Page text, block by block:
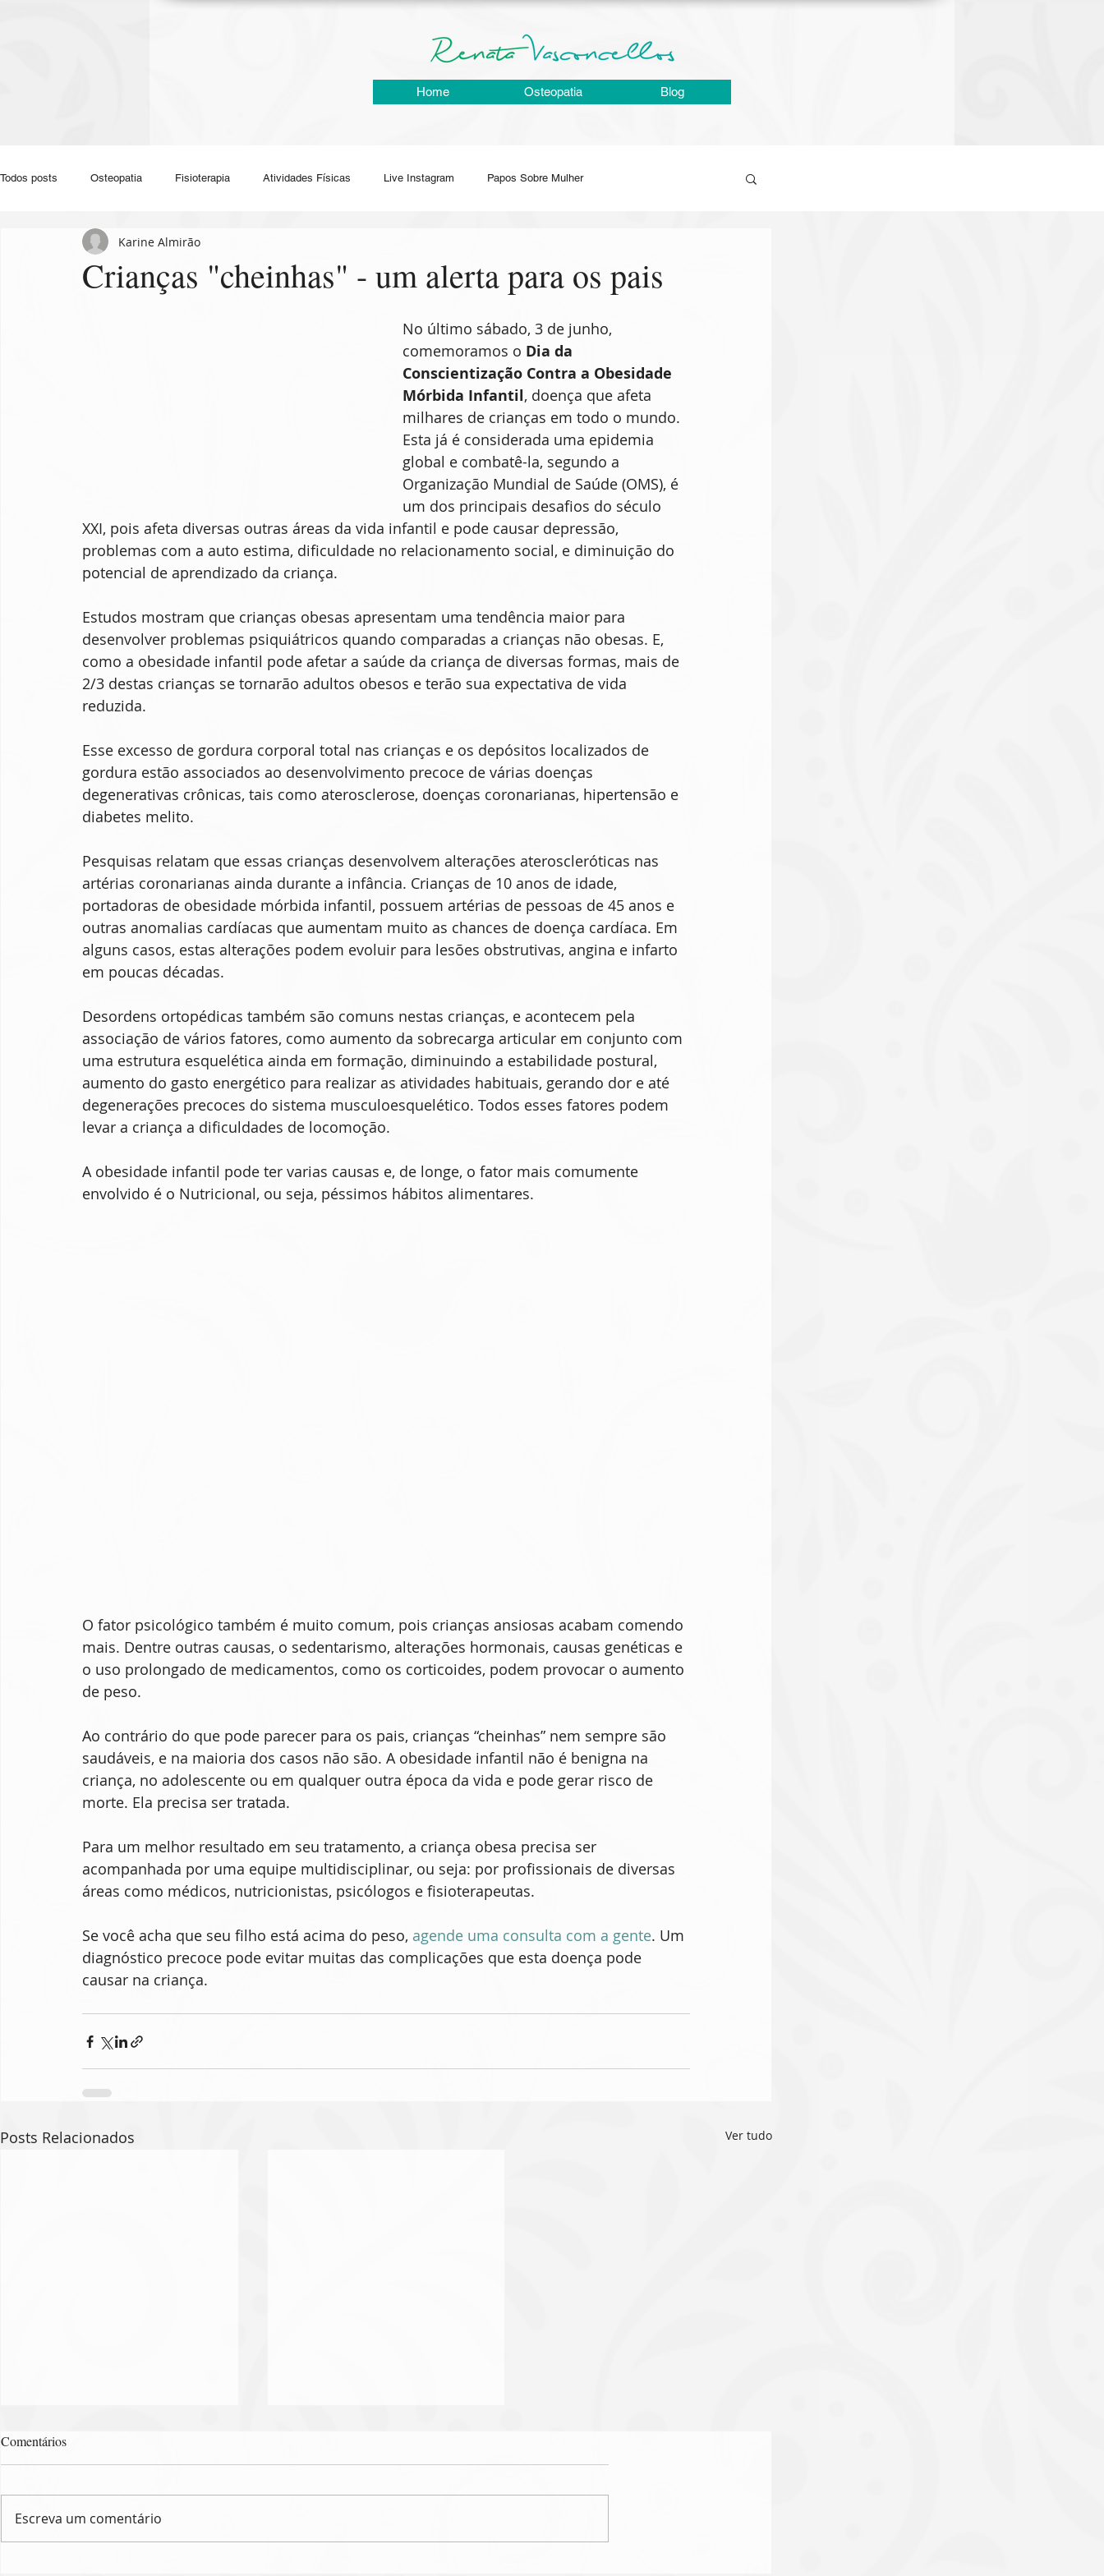
Home Osteopatia Blog
Todos posts Osteopatia Fisioterapia Atividades Físicas Live Instagram Papos Sobre Mulher
Fisioterapia para Gestantes Fisioterapia Preventiva
Crianças "cheinhas" - um alerta para os pais
Karine Almirão
No último sábado, 3 de junho,
comemoramos o Dia da
Conscientização Contra a Obesidade
Mórbida Infantil, doença que afeta
milhares de crianças em todo o mundo.
Esta já é considerada uma epidemia
global e combatê-la, segundo a
Organização Mundial de Saúde (OMS), é
um dos principais desafios do século
XXI, pois afeta diversas outras áreas da vida infantil e pode causar depressão,
problemas com a auto estima, dificuldade no relacionamento social, e diminuição do
potencial de aprendizado da criança.
Estudos mostram que crianças obesas apresentam uma tendência maior para
desenvolver problemas psiquiátricos quando comparadas a crianças não obesas. E,
como a obesidade infantil pode afetar a saúde da criança de diversas formas, mais de
2/3 destas crianças se tornarão adultos obesos e terão sua expectativa de vida
reduzida.
Esse excesso de gordura corporal total nas crianças e os depósitos localizados de
gordura estão associados ao desenvolvimento precoce de várias doenças
degenerativas crônicas, tais como aterosclerose, doenças coronarianas, hipertensão e
diabetes melito.
Pesquisas relatam que essas crianças desenvolvem alterações ateroscleróticas nas
artérias coronarianas ainda durante a infância. Crianças de 10 anos de idade,
portadoras de obesidade mórbida infantil, possuem artérias de pessoas de 45 anos e
outras anomalias cardíacas que aumentam muito as chances de doença cardíaca. Em
alguns casos, estas alterações podem evoluir para lesões obstrutivas, angina e infarto
em poucas décadas.
Desordens ortopédicas também são comuns nestas crianças, e acontecem pela
associação de vários fatores, como aumento da sobrecarga articular em conjunto com
uma estrutura esquelética ainda em formação, diminuindo a estabilidade postural,
aumento do gasto energético para realizar as atividades habituais, gerando dor e até
degenerações precoces do sistema musculoesquelético. Todos esses fatores podem
levar a criança a dificuldades de locomoção.
A obesidade infantil pode ter varias causas e, de longe, o fator mais comumente
envolvido é o Nutricional, ou seja, péssimos hábitos alimentares.
O fator psicológico também é muito comum, pois crianças ansiosas acabam comendo
mais. Dentre outras causas, o sedentarismo, alterações hormonais, causas genéticas e
o uso prolongado de medicamentos, como os corticoides, podem provocar o aumento
de peso.
Ao contrário do que pode parecer para os pais, crianças “cheinhas” nem sempre são
saudáveis, e na maioria dos casos não são. A obesidade infantil não é benigna na
criança, no adolescente ou em qualquer outra época da vida e pode gerar risco de
morte. Ela precisa ser tratada.
Para um melhor resultado em seu tratamento, a criança obesa precisa ser
acompanhada por uma equipe multidisciplinar, ou seja: por profissionais de diversas
áreas como médicos, nutricionistas, psicólogos e fisioterapeutas.
Se você acha que seu filho está acima do peso, agende uma consulta com a gente. Um
diagnóstico precoce pode evitar muitas das complicações que esta doença pode
causar na criança.
Posts Relacionados Ver tudo
Comentários
Escreva um comentário